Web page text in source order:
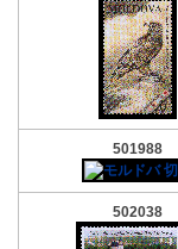
501988
502038